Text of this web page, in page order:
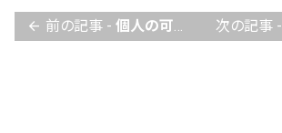
arrow_back 前の記事 - 個人の可能性が格差になる時代。不妊治療の違いがあなたの未来に差をつけます。 次の記事 -